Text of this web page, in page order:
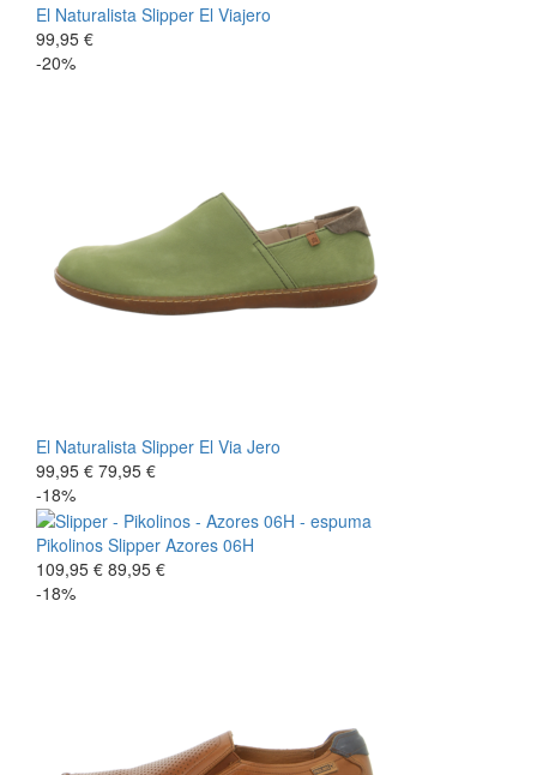
El Naturalista Slipper El Viajero
99,95 €
-20%
El Naturalista Slipper El Via Jero
99,95 € 79,95 €
-18%
Pikolinos Slipper Azores 06H
109,95 € 89,95 €
-18%